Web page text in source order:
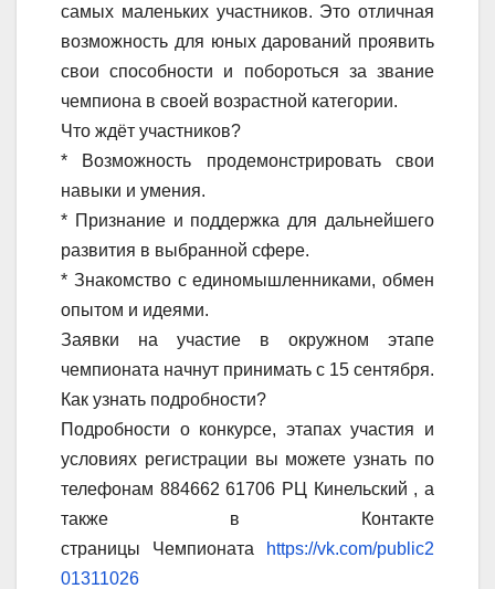
самых маленьких участников. Это отличная
возможность для юных дарований проявить
свои способности и побороться за звание
чемпиона в своей возрастной категории.
Что ждёт участников?
* Возможность продемонстрировать свои
навыки и умения.
* Признание и поддержка для дальнейшего
развития в выбранной сфере.
* Знакомство с единомышленниками, обмен
опытом и идеями.
Заявки на участие в окружном этапе
чемпионата начнут принимать с 15 сентября.
Как узнать подробности?
Подробности о конкурсе, этапах участия и
условиях регистрации вы можете узнать по
телефонам 884662 61706 РЦ Кинельский , а
также в Контакте
страницы Чемпионата
https://vk.com/public2
01311026